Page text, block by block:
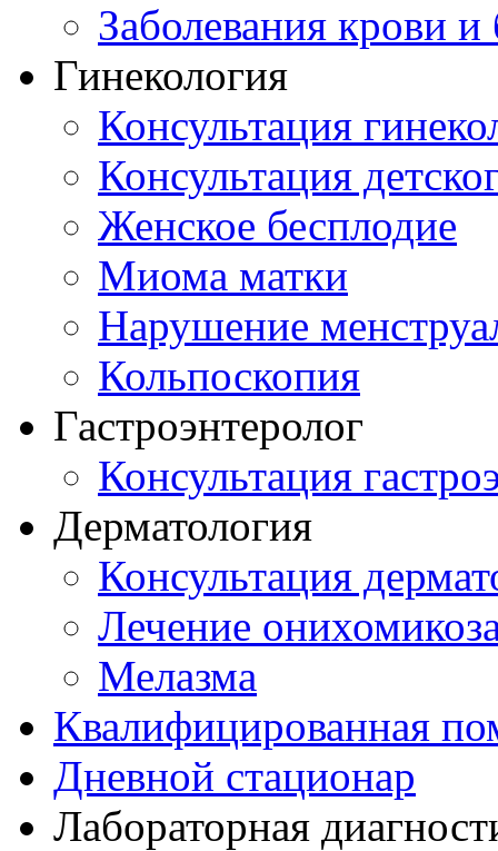
Заболевания крови и
Гинекология
Консультация
Консультация
Женское бесплодие
Миома матки
Нарушение
Кольпоскопия
Гастроэнтеролог
Консультация
Дерматология
Консультация
Лечение
Мелазма
Квалифицированная
Дневной стационар
Лабораторная